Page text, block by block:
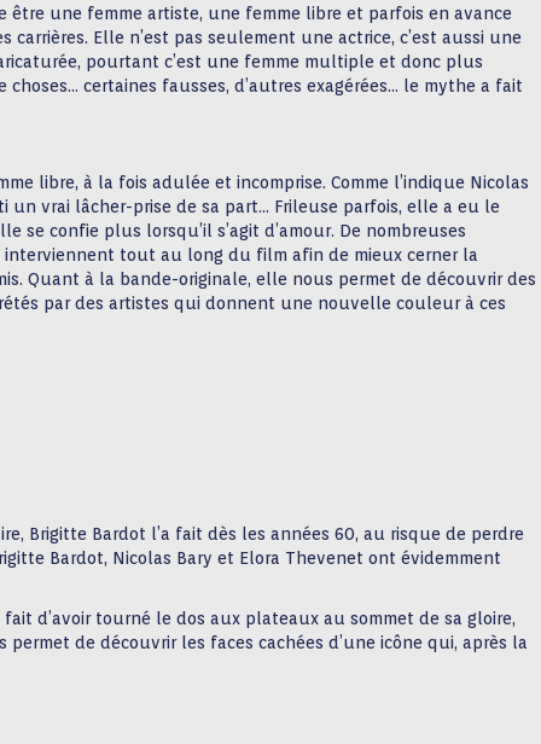
une femme artiste, une femme libre et parfois en avance
Elle n’est pas seulement une actrice, c’est aussi une
pourtant c’est une femme multiple et donc plus
certaines fausses, d’autres exagérées… le mythe a fait
libre, à la fois adulée et incomprise. Comme l’indique Nicolas
un vrai lâcher-prise de sa part… Frileuse parfois, elle a eu le
confie plus lorsqu’il s’agit d’amour. De nombreuses
interviennent tout au long du film afin de mieux cerner la
Quant à la bande-originale, elle nous permet de découvrir des
par des artistes qui donnent une nouvelle couleur à ces
Brigitte Bardot l’a fait dès les années 60, au risque de perdre
Bardot, Nicolas Bary et Elora Thevenet ont évidemment
d’avoir tourné le dos aux plateaux au sommet de sa gloire,
de découvrir les faces cachées d’une icône qui, après la